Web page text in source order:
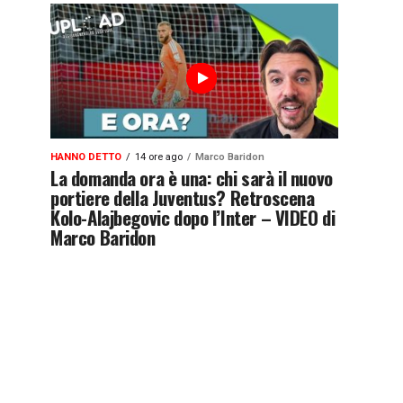
HANNO DETTO 14 ore ago Marco Baridon
La domanda ora è una: chi sarà il nuovo
portiere della Juventus? Retroscena
Kolo-Alajbegovic dopo l’Inter – VIDEO di
Marco Baridon